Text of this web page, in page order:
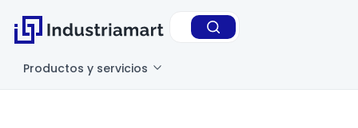
Productos y servicios